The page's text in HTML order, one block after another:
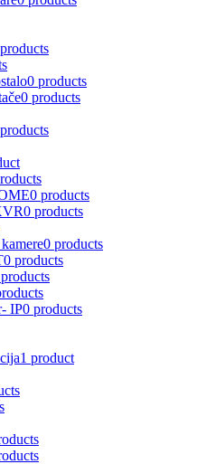
0 products
0 products
0 products
0 products
0 products
0 products
IP0 products
1 product